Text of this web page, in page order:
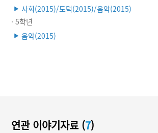
▶ 사회(2015)/도덕(2015)/음악(2015)
· 5학년
▶ 음악(2015)
연관 이야기자료 (7)